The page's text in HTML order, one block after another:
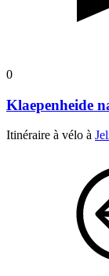
0
Klaepenheide
Itinéraire à vélo à